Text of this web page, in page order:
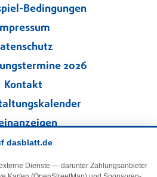
Bedingungen
2026
Kontakt
dasblatt.de
Dienste — darunter Zahlungsanbieter